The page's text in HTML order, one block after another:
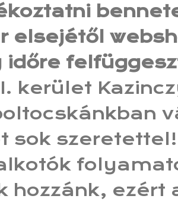
elsejétől
időre
kerület
sok szeretettel!
hozzánk, ezért